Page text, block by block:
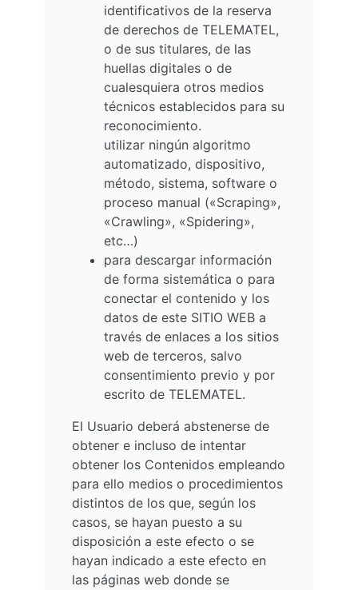
identificativos de la reserva
de derechos de TELEMATEL,
o de sus titulares, de las
huellas digitales o de
cualesquiera otros medios
técnicos establecidos para su
reconocimiento.
utilizar ningún algoritmo
automatizado, dispositivo,
método, sistema, software o
proceso manual («Scraping»,
«Crawling», «Spidering»,
etc…)
para descargar información
de forma sistemática o para
conectar el contenido y los
datos de este SITIO WEB a
través de enlaces a los sitios
web de terceros, salvo
consentimiento previo y por
escrito de TELEMATEL.
El Usuario deberá abstenerse de
obtener e incluso de intentar
obtener los Contenidos empleando
para ello medios o procedimientos
distintos de los que, según los
casos, se hayan puesto a su
disposición a este efecto o se
hayan indicado a este efecto en
las páginas web donde se